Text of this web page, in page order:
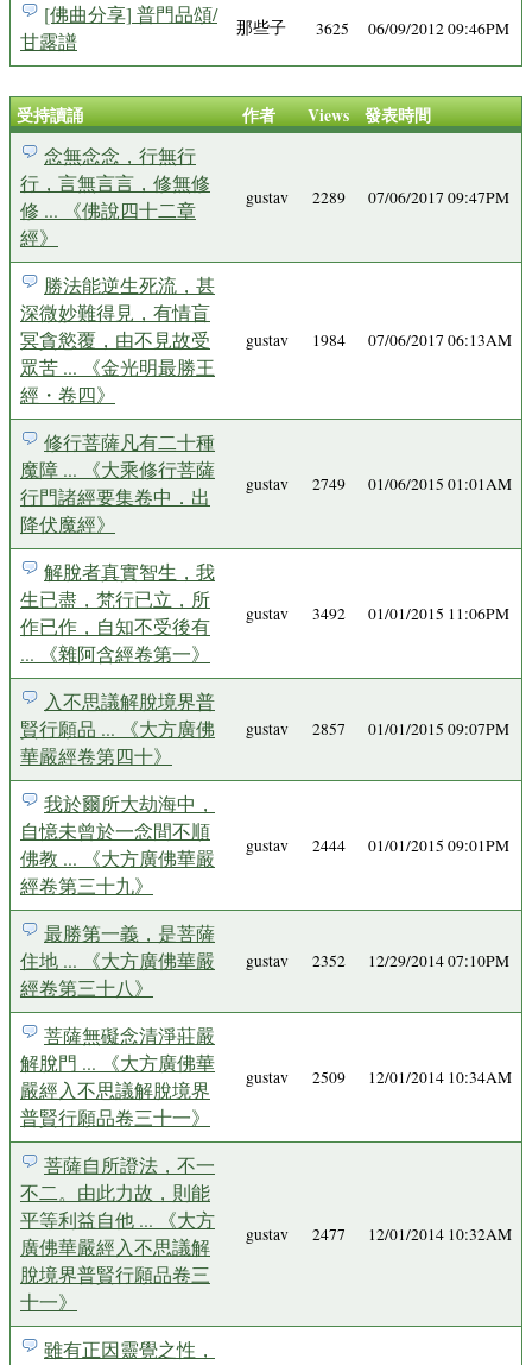
[佛曲分享] 普門品頌/
甘露譜
那些子 3625 06/09/2012 09:46PM
受持讀誦 作者 Views 發表時間
念無念念，行無行
行，言無言言，修無修
修 ... 《佛說四十二章
經》
gustav 2289 07/06/2017 09:47PM
勝法能逆生死流，甚
深微妙難得見，有情盲
冥貪慾覆，由不見故受
眾苦 ... 《金光明最勝王
經・卷四》
gustav 1984 07/06/2017 06:13AM
修行菩薩凡有二十種
魔障 ... 《大乘修行菩薩
行門諸經要集卷中．出
降伏魔經》
gustav 2749 01/06/2015 01:01AM
解脫者真實智生，我
生已盡，梵行已立，所
作已作，自知不受後有
... 《雜阿含經卷第一》
gustav 3492 01/01/2015 11:06PM
入不思議解脫境界普
賢行願品 ... 《大方廣佛
華嚴經卷第四十》
gustav 2857 01/01/2015 09:07PM
我於爾所大劫海中，
自憶未曾於一念間不順
佛教 ... 《大方廣佛華嚴
經卷第三十九》
gustav 2444 01/01/2015 09:01PM
最勝第一義，是菩薩
住地 ... 《大方廣佛華嚴
經卷第三十八》
gustav 2352 12/29/2014 07:10PM
菩薩無礙念清淨莊嚴
解脫門 ... 《大方廣佛華
嚴經入不思議解脫境界
普賢行願品卷三十一》
gustav 2509 12/01/2014 10:34AM
菩薩自所證法，不一
不二。由此力故，則能
平等利益自他 ... 《大方
廣佛華嚴經入不思議解
脫境界普賢行願品卷三
十一》
gustav 2477 12/01/2014 10:32AM
雖有正因靈覺之性，